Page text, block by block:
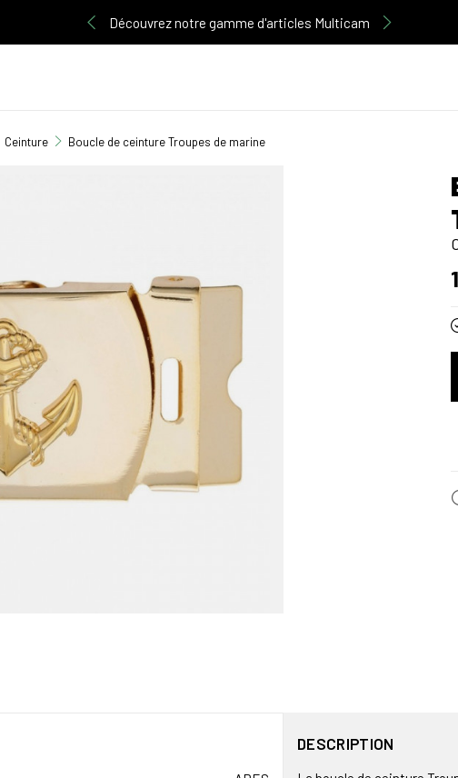
Découvrez notre gamme d'articles Multicam
Ceinture Boucle de ceinture Troupes de marine
DESCRIPTION